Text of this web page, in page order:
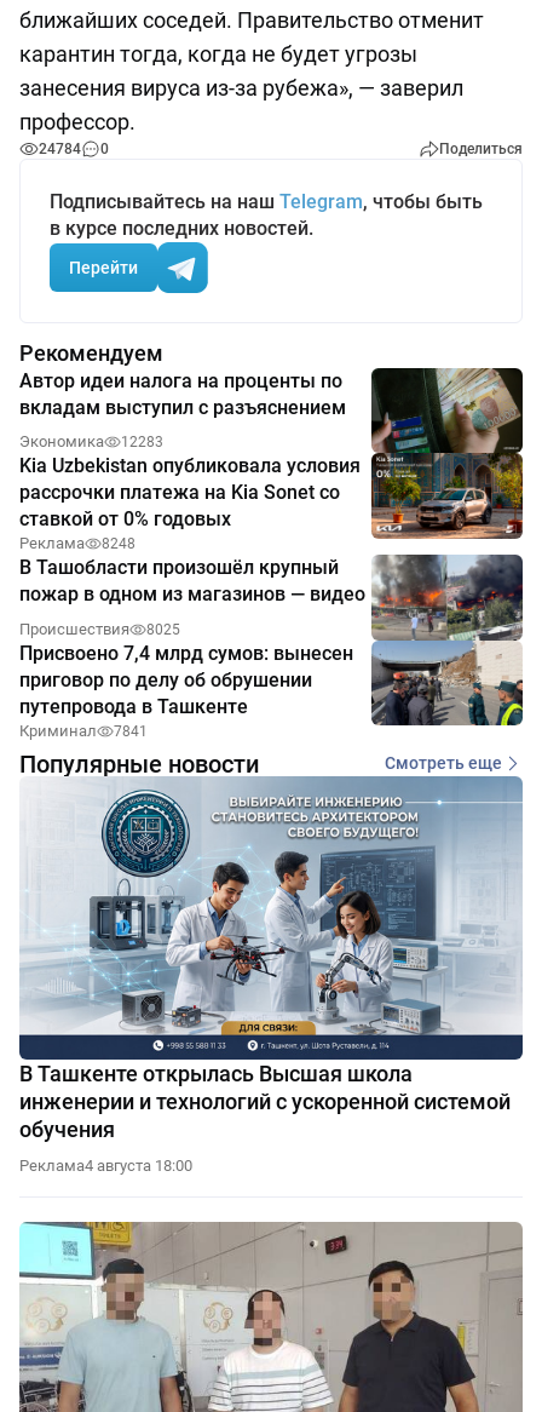
ближайших соседей. Правительство отменит
карантин тогда, когда не будет угрозы
занесения вируса из-за рубежа», — заверил
профессор.
24784 0 Поделиться
Подписывайтесь на наш Telegram, чтобы быть
в курсе последних новостей.
Перейти
Рекомендуем
Автор идеи налога на проценты по
вкладам выступил с разъяснением
Экономика 12283
Kia Uzbekistan опубликовала условия
рассрочки платежа на Kia Sonet со
ставкой от 0% годовых
Реклама 8248
В Ташобласти произошёл крупный
пожар в одном из магазинов — видео
Происшествия 8025
Присвоено 7,4 млрд сумов: вынесен
приговор по делу об обрушении
путепровода в Ташкенте
Криминал 7841
Популярные новости Смотреть еще
В Ташкенте открылась Высшая школа
инженерии и технологий с ускоренной системой
обучения
Реклама4 августа 18:00